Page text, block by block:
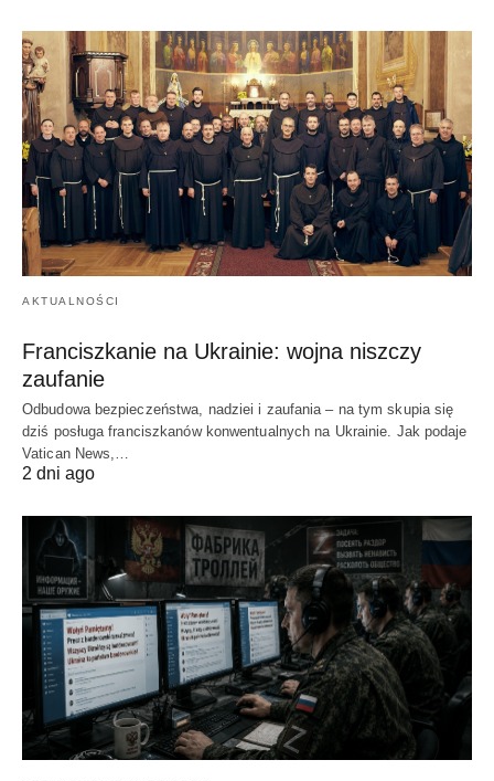
AKTUALNOŚCI
Franciszkanie na Ukrainie: wojna niszczy
zaufanie
Odbudowa bezpieczeństwa, nadziei i zaufania – na tym skupia się
dziś posługa franciszkanów konwentualnych na Ukrainie. Jak podaje
Vatican News,…
2 dni ago